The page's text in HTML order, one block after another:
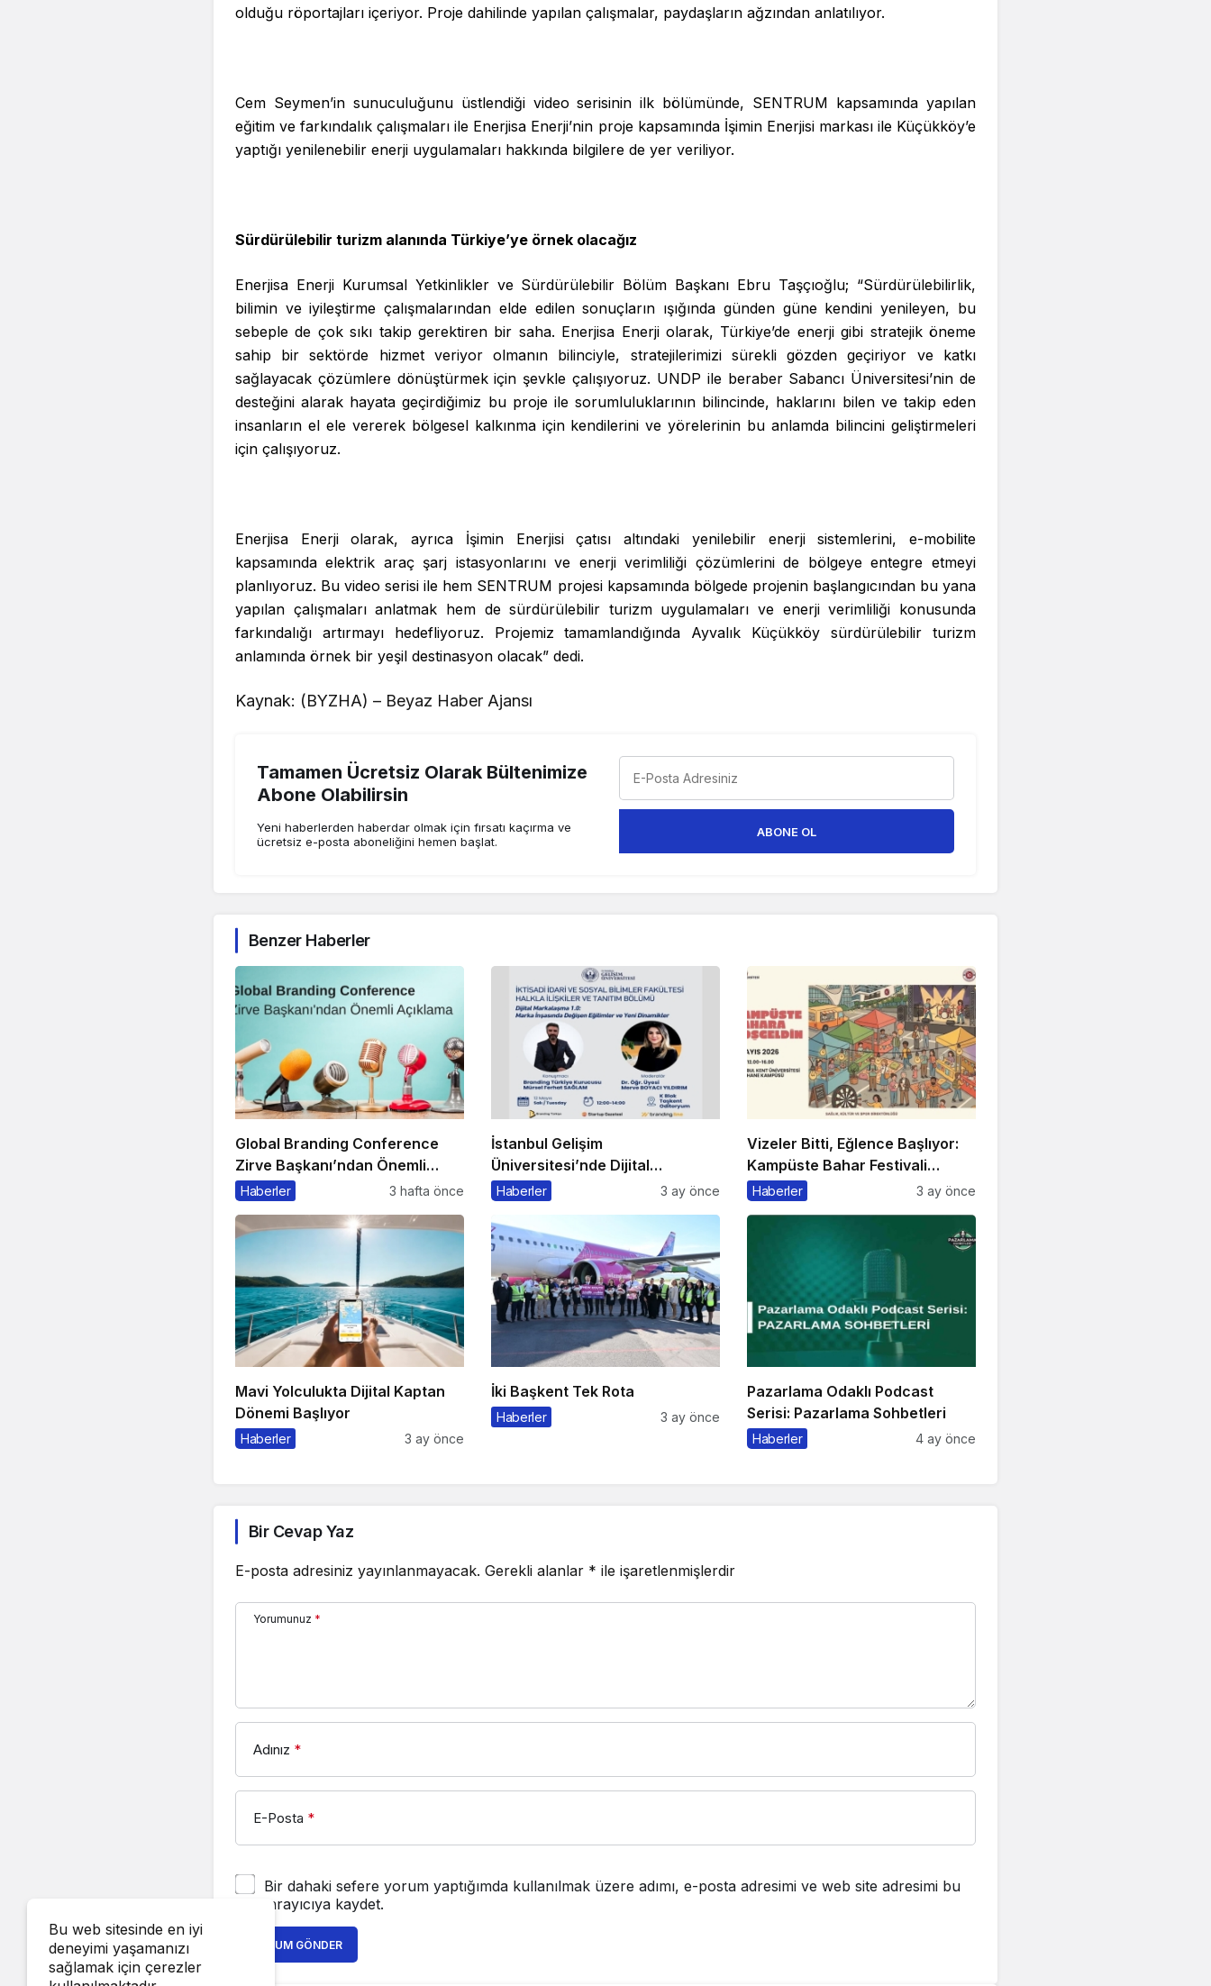
olduğu röportajları içeriyor. Proje dahilinde yapılan çalışmalar, paydaşların ağzından anlatılıyor.
Cem Seymen’in sunuculuğunu üstlendiği video serisinin ilk bölümünde, SENTRUM kapsamında yapılan
eğitim ve farkındalık çalışmaları ile Enerjisa Enerji’nin proje kapsamında İşimin Enerjisi markası ile Küçükköy’e
yaptığı yenilenebilir enerji uygulamaları hakkında bilgilere de yer veriliyor.
Sürdürülebilir turizm alanında Türkiye’ye örnek olacağız
Enerjisa Enerji Kurumsal Yetkinlikler ve Sürdürülebilir Bölüm Başkanı Ebru Taşçıoğlu; “Sürdürülebilirlik,
bilimin ve iyileştirme çalışmalarından elde edilen sonuçların ışığında günden güne kendini yenileyen, bu
sebeple de çok sıkı takip gerektiren bir saha. Enerjisa Enerji olarak, Türkiye’de enerji gibi stratejik öneme
sahip bir sektörde hizmet veriyor olmanın bilinciyle, stratejilerimizi sürekli gözden geçiriyor ve katkı
sağlayacak çözümlere dönüştürmek için şevkle çalışıyoruz. UNDP ile beraber Sabancı Üniversitesi’nin de
desteğini alarak hayata geçirdiğimiz bu proje ile sorumluluklarının bilincinde, haklarını bilen ve takip eden
insanların el ele vererek bölgesel kalkınma için kendilerini ve yörelerinin bu anlamda bilincini geliştirmeleri
için çalışıyoruz.
Enerjisa Enerji olarak, ayrıca İşimin Enerjisi çatısı altındaki yenilebilir enerji sistemlerini, e-mobilite
kapsamında elektrik araç şarj istasyonlarını ve enerji verimliliği çözümlerini de bölgeye entegre etmeyi
planlıyoruz. Bu video serisi ile hem SENTRUM projesi kapsamında bölgede projenin başlangıcından bu yana
yapılan çalışmaları anlatmak hem de sürdürülebilir turizm uygulamaları ve enerji verimliliği konusunda
farkındalığı artırmayı hedefliyoruz. Projemiz tamamlandığında Ayvalık Küçükköy sürdürülebilir turizm
anlamında örnek bir yeşil destinasyon olacak” dedi.
Kaynak: (BYZHA) – Beyaz Haber Ajansı
Tamamen Ücretsiz Olarak Bültenimize
Abone Olabilirsin
Yeni haberlerden haberdar olmak için fırsatı kaçırma ve
ücretsiz e-posta aboneliğini hemen başlat.
ABONE OL
Benzer Haberler
Global Branding Conference
Zirve Başkanı’ndan Önemli
Açıklama
Haberler 3 hafta önce
İstanbul Gelişim
Üniversitesi’nde Dijital
Markalaşma 1.0 Etkinliği
Haberler 3 ay önce
Vizeler Bitti, Eğlence Başlıyor:
Kampüste Bahar Festivali
Kaçmaz!
Haberler 3 ay önce
Mavi Yolculukta Dijital Kaptan
Dönemi Başlıyor
Haberler 3 ay önce
İki Başkent Tek Rota
Haberler 3 ay önce
Pazarlama Odaklı Podcast
Serisi: Pazarlama Sohbetleri
Haberler 4 ay önce
Bir Cevap Yaz
E-posta adresiniz yayınlanmayacak. Gerekli alanlar * ile işaretlenmişlerdir
Yorumunuz *
Adınız *
E-Posta *
Bir dahaki sefere yorum yaptığımda kullanılmak üzere adımı, e-posta adresimi ve web site adresimi bu
tarayıcıya kaydet.
YORUM GÖNDER
Bu web sitesinde en iyi
deneyimi yaşamanızı
sağlamak için çerezler